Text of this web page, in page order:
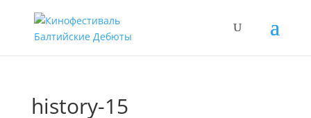
history-15